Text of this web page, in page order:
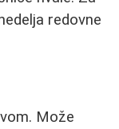
redovne
Može